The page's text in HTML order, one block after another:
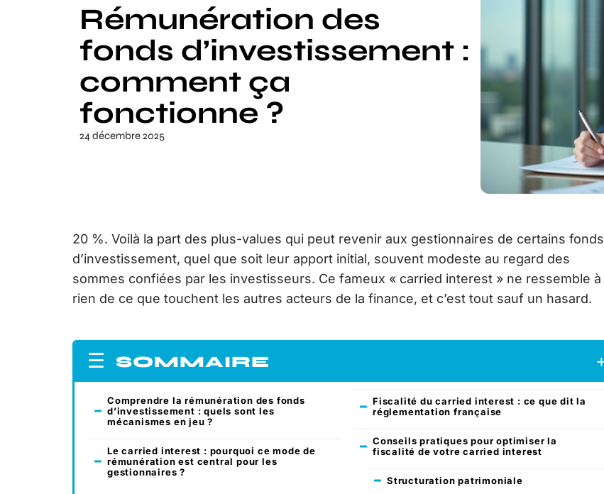
Rémunération des
fonds d’investissement :
comment ça
fonctionne ?
24 décembre 2025
20 %. Voilà la part des plus-values qui peut revenir aux gestionnaires de certains fonds
d’investissement, quel que soit leur apport initial, souvent modeste au regard des
sommes confiées par les investisseurs. Ce fameux « carried interest » ne ressemble à
rien de ce que touchent les autres acteurs de la finance, et c’est tout sauf un hasard.
SOMMAIRE
Comprendre la rémunération des fonds
d’investissement : quels sont les
mécanismes en jeu ?
Le carried interest : pourquoi ce mode de
rémunération est central pour les
gestionnaires ?
Fiscalité du carried interest : ce que dit la
réglementation française
Conseils pratiques pour optimiser la
fiscalité de votre carried interest
Structuration patrimoniale